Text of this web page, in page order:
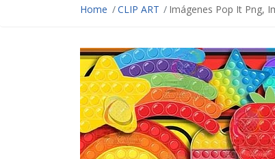
Home CLIP ART Imágenes Pop It Png,